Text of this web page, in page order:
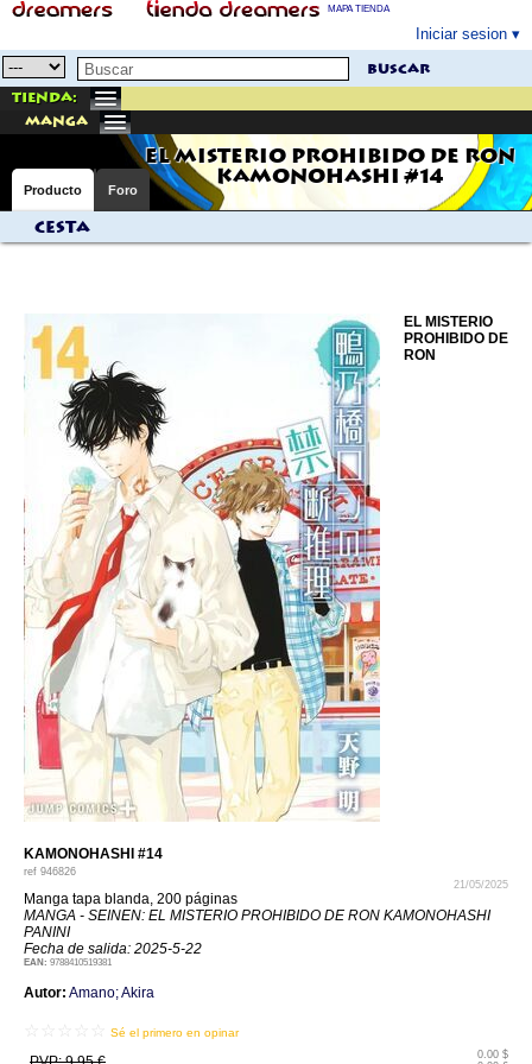
MAPA TIENDA
Iniciar sesion
buscar
Tienda:
manga
EL MISTERIO PROHIBIDO DE RON
KAMONOHASHI #14
Producto Foro
Cesta
EL MISTERIO
PROHIBIDO DE
RON
KAMONOHASHI #14
ref 946826
21/05/2025
Manga tapa blanda, 200 páginas
MANGA - SEINEN: EL MISTERIO PROHIBIDO DE RON KAMONOHASHI
PANINI
Fecha de salida: 2025-5-22
EAN: 9788410519381
Autor: Amano; Akira
Sé el primero en opinar
0.00 $